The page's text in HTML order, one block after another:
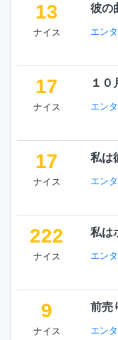
13
ナイス
彼の
エン
17
ナイス
１０
エン
17
ナイス
私は
エン
222
ナイス
私は
エン
9
ナイス
前売
エン